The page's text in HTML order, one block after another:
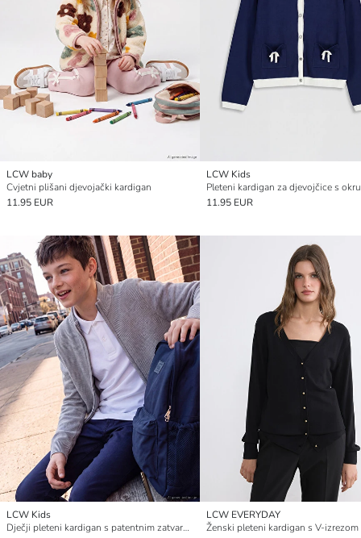
LCW baby
Cvjetni plišani djevojački kardigan
11.95 EUR
LCW Kids
11.95 EUR
LCW Kids
Dječji pleteni kardigan s patentnim zatvaračem i dolčevitom
LCW EVERYDAY
Ženski pleteni kardigan s V-izrezom